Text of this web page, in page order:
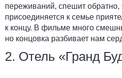
переживаний, спешит обратно,
присоединяется к семье
к концу. В фильме много
но концовка разбивает нам
2. Отель «Гранд